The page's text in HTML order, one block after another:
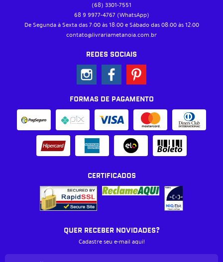
(68) 3301-7551
68 9 9977-4767 (WhatsApp)
De Segunda à Sexta das 7:00 às 18:00 e Sábado das 08:00 às 12:00
contato@livrariametanoia.com.br
REDES SOCIAIS
FORMAS DE PAGAMENTO
CERTIFICADOS
QUER RECEBER NOVIDADES?
Cadastre seu e-mail aqui!